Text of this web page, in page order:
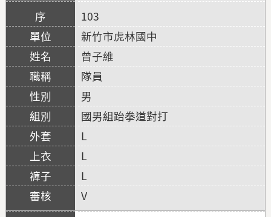
103
新竹市虎林國中
曾子維
隊員
男
國男組跆拳道對打
L
L
L
V